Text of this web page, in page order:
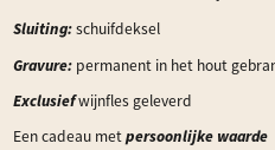
Sluiting:schuifdeksel
Gravure: permanent in het hout
Exclusiefwijnfles geleverd
Een cadeau metpersoonlijke waarde